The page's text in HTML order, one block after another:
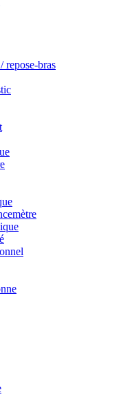
repose-bras